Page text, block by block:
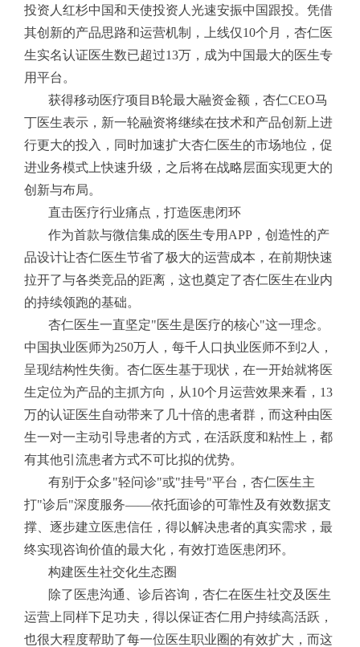
投资人红杉中国和天使投资人光速安振中国跟投。凭借
其创新的产品思路和运营机制，上线仅10个月，杏仁医
生实名认证医生数已超过13万，成为中国最大的医生专
用平台。
获得移动医疗项目B轮最大融资金额，杏仁CEO马
丁医生表示，新一轮融资将继续在技术和产品创新上进
行更大的投入，同时加速扩大杏仁医生的市场地位，促
进业务模式上快速升级，之后将在战略层面实现更大的
创新与布局。
直击医疗行业痛点，打造医患闭环
作为首款与微信集成的医生专用APP，创造性的产
品设计让杏仁医生节省了极大的运营成本，在前期快速
拉开了与各类竞品的距离，这也奠定了杏仁医生在业内
的持续领跑的基础。
杏仁医生一直坚定"医生是医疗的核心"这一理念。
中国执业医师为250万人，每千人口执业医师不到2人，
呈现结构性失衡。杏仁医生基于现状，在一开始就将医
生定位为产品的主抓方向，从10个月运营效果来看，13
万的认证医生自动带来了几十倍的患者群，而这种由医
生一对一主动引导患者的方式，在活跃度和粘性上，都
有其他引流患者方式不可比拟的优势。
有别于众多"轻问诊"或"挂号"平台，杏仁医生主
打"诊后"深度服务——依托面诊的可靠性及有效数据支
撑、逐步建立医患信任，得以解决患者的真实需求，最
终实现咨询价值的最大化，有效打造医患闭环。
构建医生社交化生态圈
除了医患沟通、诊后咨询，杏仁在医生社交及医生
运营上同样下足功夫，得以保证杏仁用户持续高活跃，
也很大程度帮助了每一位医生职业圈的有效扩大，而这